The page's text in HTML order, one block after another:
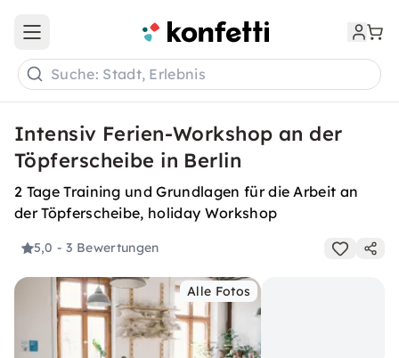
Open main menu
Suche: Stadt, Erlebnis
Intensiv Ferien-Workshop an der
Töpferscheibe in Berlin
2 Tage Training und Grundlagen für die Arbeit an
der Töpferscheibe, holiday Workshop
5,0 - 3 Bewertungen
Alle Fotos